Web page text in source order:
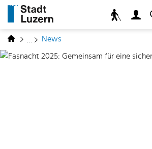
zur Startseite
Direkt zur Hauptnavigation
Direkt zum Inhalt
Direkt zur Suche
Direkt zum Stichwortverzeichnis
Kopfzeile
Inhalt News(ausgewählt)